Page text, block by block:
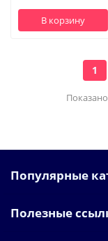
В корзину
1
Популярные
Полезные